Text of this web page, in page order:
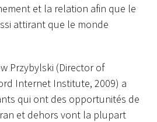
et la relation afin que le
attirant que le monde
Przybylski (Director of
Internet Institute, 2009) a
qui ont des opportunités de
et dehors vont la plupart